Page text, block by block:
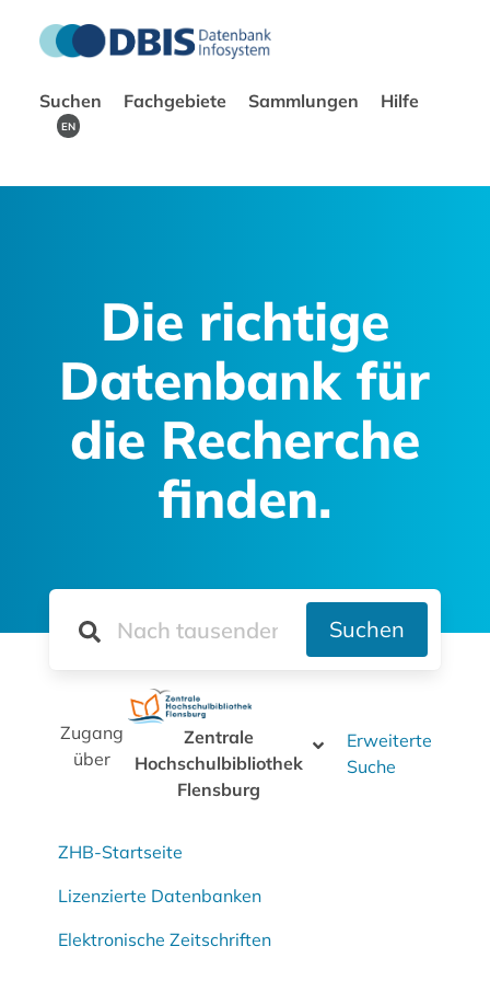
Suchen Fachgebiete Sammlungen Hilfe
EN
Die richtige
Datenbank für
die Recherche
finden.
Suchen
Zugang
über
Zentrale
Hochschulbibliothek
Flensburg
Erweiterte
Suche
ZHB-Startseite
Lizenzierte Datenbanken
Elektronische Zeitschriften